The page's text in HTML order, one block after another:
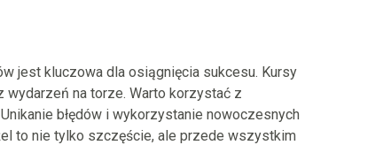
jest kluczowa dla osiągnięcia sukcesu. Kursy
wydarzeń na torze. Warto korzystać z
błędów i wykorzystanie nowoczesnych
to nie tylko szczęście, ale przede wszystkim